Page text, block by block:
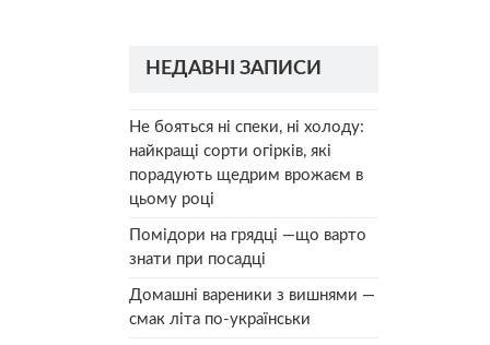
НЕДАВНІ ЗАПИСИ
Не бояться ні спеки, ні холоду:
найкращі сорти огірків, які
порадують щедрим врожаєм в
цьому році
Помідори на грядці —що варто
знати при посадці
Домашні вареники з вишнями —
смак літа по-українськи